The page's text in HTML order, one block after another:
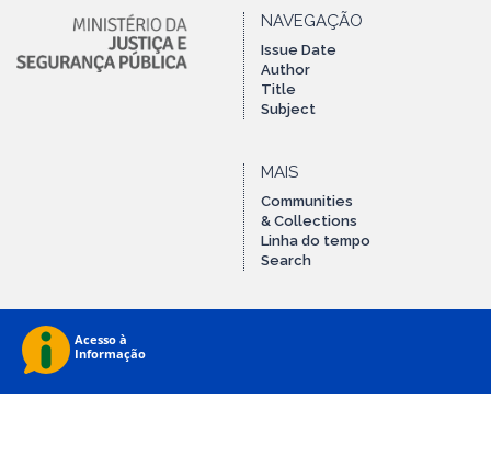
NAVEGAÇÃO
Issue Date
Author
Title
Subject
MAIS
Communities
& Collections
Linha do tempo
Search